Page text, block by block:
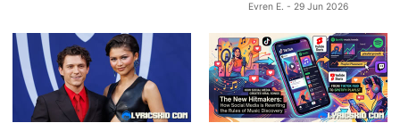
Evren E. - 29 Jun 2026